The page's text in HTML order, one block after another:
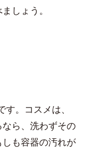
しょう。
。コスメは、
ら、洗わずその
も容器の汚れが